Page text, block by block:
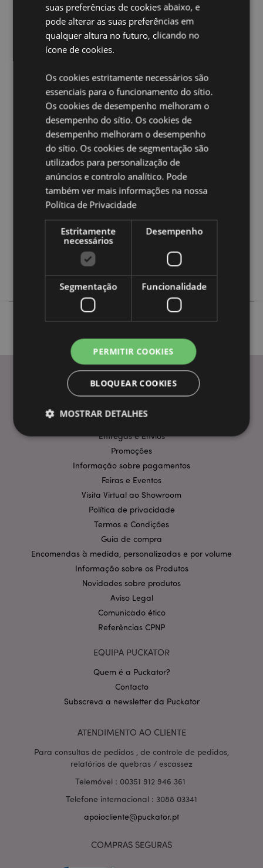
Caixa incensos madeira de mango - pirâmide com Buda e
entalhes
Material:Madeira de Mango e Metal
Adequado para uso com:
Ampliar informação:
Quer saber mais acerca de comprar na Puckator?
a nossaGuia de informação para o cliente.
Caracteristicas do Produto
Informação
Altura 12.5cm Largura 10cm Profundidade
5055071793691
80
0.172000
Sim
Não
Entregas e Envios
Promoções
Informação sobre pagamentos
Feiras e Eventos
Visita Virtual ao Showroom
Política de privacidade
Termos e Condições
Guia de compra
Encomendas à medida, personalizadas e por volume
Informação sobre os Produtos
Novidades sobre produtos
Aviso Legal
Comunicado ético
Referências CPNP
EQUIPA PUCKATOR
Quem é a Puckator?
Contacto
Subscreva a newsletter da Puckator
ATENDIMENTO AO CLIENTE
Para consultas de pedidos , de controle de pedidos,
relatórios de quebras / escassez
Telemóvel : 00351 912 946 361
Telefone internacional : 3088 03341
apoiocliente@puckator.pt
COMPRAS SEGURAS
suas preferências de cookies abaixo, e
pode alterar as suas preferências em
qualquer altura no futuro, clicando no
ícone de cookies.
Os cookies estritamente necessários são
essenciais para o funcionamento do sítio.
Os cookies de desempenho melhoram o
desempenho do sítio. Os cookies de
desempenho melhoram o desempenho
do sítio. Os cookies de segmentação são
utilizados para personalização de
anúncios e controlo analítico. Pode
também ver mais informações na nossa
Política de Privacidade
Estritamente
necessários
Desempenho
Segmentação Funcionalidade
PERMITIR COOKIES
BLOQUEAR COOKIES
MOSTRAR DETALHES
Segmentação
Funcionalidade
Os cookies estritamente necessários permitem
funcionalidades centrais do website, tais como login
de utilizador e gestão de conta. O sítio web não
pode ser utilizado correctamente sem os cookies
estritamente necessários.
Nome
Provider/
CookieScriptConsent
PHPSESSID
.www.puckator.pt
Política de Privacidade da